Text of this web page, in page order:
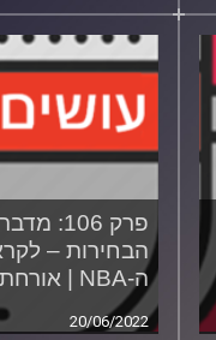
פרק 106:
הבחירות –
ה-NBA | אורחת: לי נוף-גזית
20/06/2022